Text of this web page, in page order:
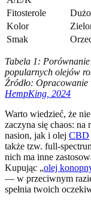
Fitosterole
Dużo
Kolor
Smak
Tabela 1:
popularnych olejów
Źródło: Opracowanie
HempKing, 2024
Warto wiedzieć, że
zaczyna się chaos:
nasion, jak i olej CBD
także tzw. full-
nich ma inne
Kupując „olej
— w przeciwnym
spełnia twoich